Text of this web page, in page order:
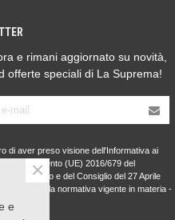
e rimani aggiornato su novità,
offerte speciali di La Suprema!
di aver preso visione dell'Informativa ai
Regolamento (UE) 2016/679 del
Europeo e del Consiglio del 27 Aprile
e della normativa vigente in materia -
e
×